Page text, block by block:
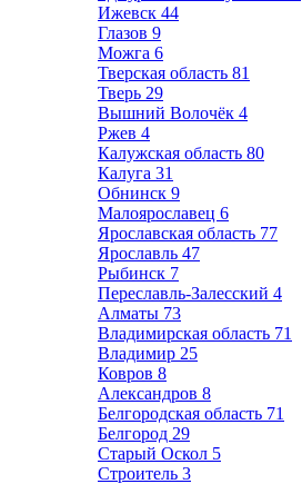
Ижевск 44
Глазов 9
Можга 6
Тверская область 81
Тверь 29
Вышний Волочёк 4
Ржев 4
Калужская область 80
Калуга 31
Обнинск 9
Малоярославец 6
Ярославская область 77
Ярославль 47
Рыбинск 7
Переславль-Залесский 4
Алматы 73
Владимирская область 71
Владимир 25
Ковров 8
Александров 8
Белгородская область 71
Белгород 29
Старый Оскол 5
Строитель 3